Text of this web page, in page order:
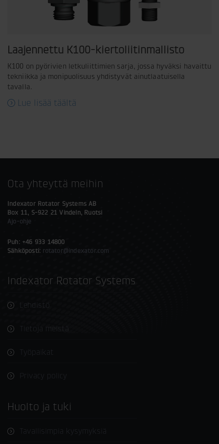
Laajennettu K100-kiertoliitinmallisto
K100 on pyörivien letkuliittimien sarja, jossa hyväksi havaittu
tekniikka ja monipuolisuus yhdistyvät ainutlaatuisella
tavalla.
Lue lisää täältä
Ota yhteyttä meihin
Indexator Rotator Systems AB
Box 11, S-922 21 Vindeln, Ruotsi
Ajo-ohje
Puh: +46 933 14800
Sähköposti: rotator@indexator.com
Indexator Rotator Systems
Lehdistö
Tietoja meistä
Työpaikat
Huolto ja tuki
Tavallisimpia kysymyksiä